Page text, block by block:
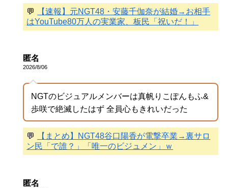
💬
【速報】元NGT48・安藤千伽奈が結婚→お相手
はYouTube80万人の実業家、板民「祝いだ！」
匿名
2026/8/06
NGTのビジュアルメンバーは真帆りこぽんもふ&
歩咲で絶滅したはず 全員心もきれいだった
💬
【まとめ】NGT48谷口陽香が電撃卒業→裏サロ
ン民「で誰？」「唯一のビジュメン」ｗ
匿名